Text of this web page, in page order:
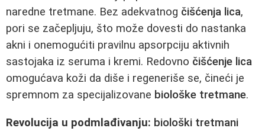
naredne tretmane. Bez adekvatnog čišćenja lica,
pori se začepljuju, što može dovesti do nastanka
akni i onemogućiti pravilnu apsorpciju aktivnih
sastojaka iz seruma i kremi. Redovno čišćenje lica
omogućava koži da diše i regeneriše se, čineći je
spremnom za specijalizovane biološke tretmane.
Revolucija u podmlađivanju: biološki tretmani